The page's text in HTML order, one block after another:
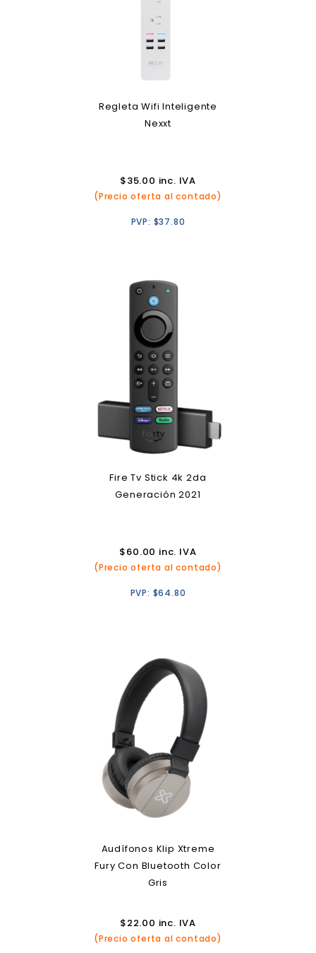
Regleta Wifi Inteligente
Nexxt
$35.00 inc. IVA
(Precio oferta al contado)
PVP: $37.80
Fire Tv Stick 4k 2da
Generación 2021
$60.00 inc. IVA
(Precio oferta al contado)
PVP: $64.80
Audífonos Klip Xtreme
Fury Con Bluetooth Color
Gris
$22.00 inc. IVA
(Precio oferta al contado)